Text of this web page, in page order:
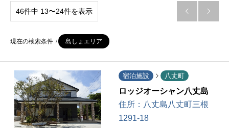
46件中 13〜24件を表示  
現在の検索条件 島しょエリア
宿泊施設 八丈町
ロッジオーシャン八丈島
住所： 八丈島八丈町三根
1291-18